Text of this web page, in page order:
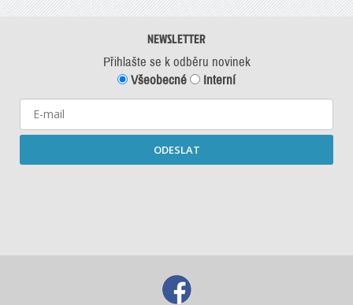
NEWSLETTER
Přihlašte se k odběru novinek
Všeobecné
Interní
ODESLAT